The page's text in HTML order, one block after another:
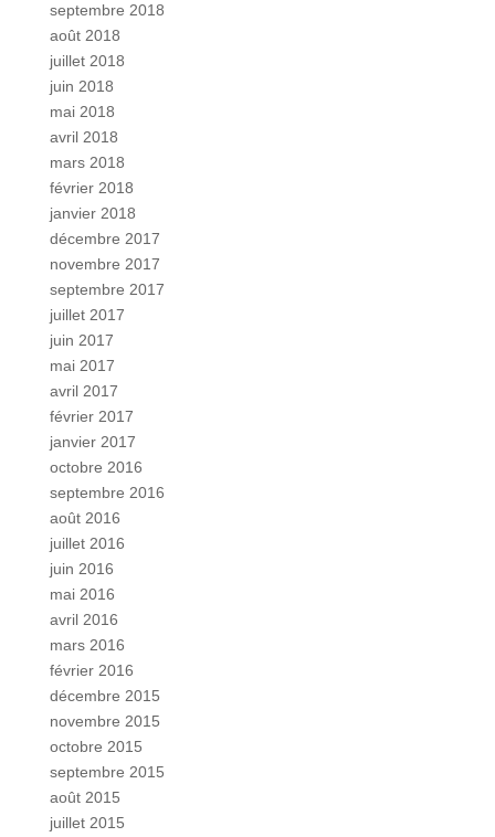
septembre 2018
août 2018
juillet 2018
juin 2018
mai 2018
avril 2018
mars 2018
février 2018
janvier 2018
décembre 2017
novembre 2017
septembre 2017
juillet 2017
juin 2017
mai 2017
avril 2017
février 2017
janvier 2017
octobre 2016
septembre 2016
août 2016
juillet 2016
juin 2016
mai 2016
avril 2016
mars 2016
février 2016
décembre 2015
novembre 2015
octobre 2015
septembre 2015
août 2015
juillet 2015